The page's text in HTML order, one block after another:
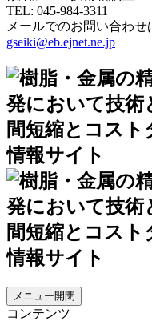
TEL: 045-984-3311
メールでのお問い合わせ
gseiki@eb.ejnet.ne.jp
メニュー開閉
コンテンツ